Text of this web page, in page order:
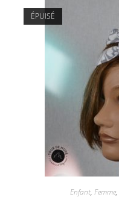
ÉPUISÉ
Enfant, Femme,